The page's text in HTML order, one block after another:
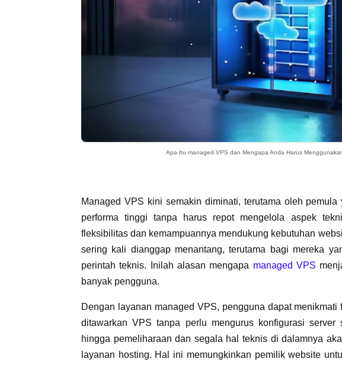
Apa Itu managed VPS dan Mengapa Anda Harus
Managed VPS kini semakin diminati, terutama oleh
performa tinggi tanpa harus repot mengelola aspek
fleksibilitas dan kemampuannya mendukung kebutuhan
sering kali dianggap menantang, terutama bagi mereka
perintah teknis. Inilah alasan mengapa managed VPS
banyak pengguna.
Dengan layanan managed VPS, pengguna dapat
ditawarkan VPS tanpa perlu mengurus konfigurasi
hingga pemeliharaan dan segala hal teknis di dalamnya
layanan hosting. Hal ini memungkinkan pemilik website